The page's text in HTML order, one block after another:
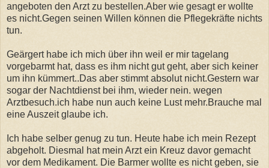
angeboten den Arzt zu bestellen.Aber wie gesagt er wollte
es nicht.Gegen seinen Willen können die Pflegekräfte nichts
tun.
Geärgert habe ich mich über ihn weil er mir tagelang
vorgebarmt hat, dass es ihm nicht gut geht, aber sich keiner
um ihn kümmert..Das aber stimmt absolut nicht.Gestern war
sogar der Nachtdienst bei ihm, wieder nein. wegen
Arztbesuch.ich habe nun auch keine Lust mehr.Brauche mal
eine Auszeit glaube ich.
Ich habe selber genug zu tun. Heute habe ich mein Rezept
abgeholt. Diesmal hat mein Arzt ein Kreuz davor gemacht
vor dem Medikament. Die Barmer wollte es nicht geben, sie